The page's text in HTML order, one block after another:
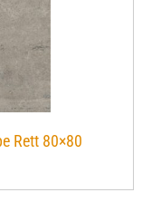
Rett 80×80